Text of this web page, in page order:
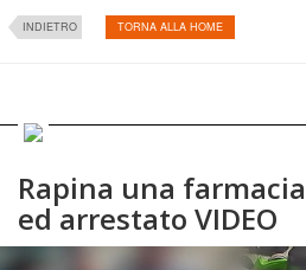
INDIETRO TORNA ALLA HOME
Rapina una
ed arrestato VIDEO